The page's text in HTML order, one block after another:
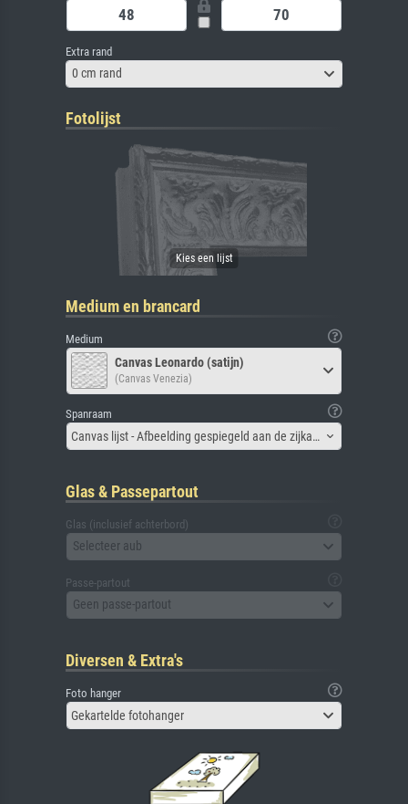
Extra rand
0 cm rand
Fotolijst
Medium en brancard
Medium
Canvas Leonardo (satijn)
(Canvas Venezia)
Spanraam
Canvas lijst - Afbeelding gespiegeld aan de zijkant
Glas & Passepartout
Glas (inclusief achterbord)
Selecteer aub
Passe-partout
Geen passe-partout
Diversen & Extra's
Foto hanger
Gekartelde fotohanger